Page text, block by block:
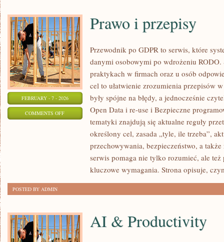
FEBRUARY - 7 - 2026
COMMENTS OFFON
Prawo i przepisy
Przewodnik po GDPR to serwis, które
danymi osobowymi po wdrożeniu RODO.
praktykach w firmach oraz u osób
cel to ułatwienie zrozumienia przepisów
były spójne na błędy, a jednocześnie
Open Data i re-use i Bezpieczne
tematyki znajdują się aktualne reguły
określony cel, zasada „tyle, ile trzeba”,
przechowywania, bezpieczeństwo, a
serwis pomaga nie tylko rozumieć, ale też
kluczowe wymagania. Strona opisuje,
POSTED BY ADMIN
AI & Productivity